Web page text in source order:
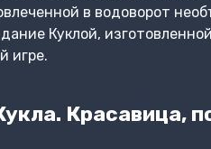
в водоворот
Куклой,
игре.
Красавица,